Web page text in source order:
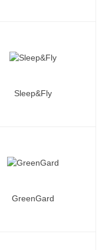
Sleep&Fly
GreenGard